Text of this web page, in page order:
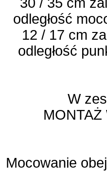
odległość
12 / 17 cm
odległość
W
Mocowanie